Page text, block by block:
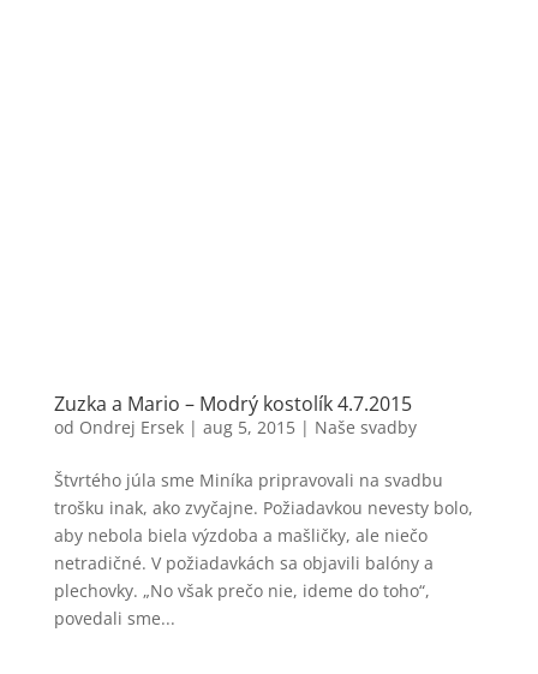
Zuzka a Mario – Modrý kostolík 4.7.2015
od Ondrej Ersek| aug 5, 2015| Naše svadby
Štvrtého júla sme Miníka pripravovali na svadbu
trošku inak, ako zvyčajne. Požiadavkou nevesty bolo,
aby nebola biela výzdoba a mašličky, ale niečo
netradičné. V požiadavkách sa objavili balóny a
plechovky. „No však prečo nie, ideme do toho“,
povedali sme...